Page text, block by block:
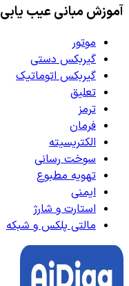
آموزش مبانی عیب یابی
موتور
گیربکس دستی
گیربکس اتوماتیک
تعلیق
ترمز
فرمان
الکتریسیته
سوخت رسانی
تهویه مطبوع
ایمنی
استارت و شارژ
مالتی پلکس و شبکه